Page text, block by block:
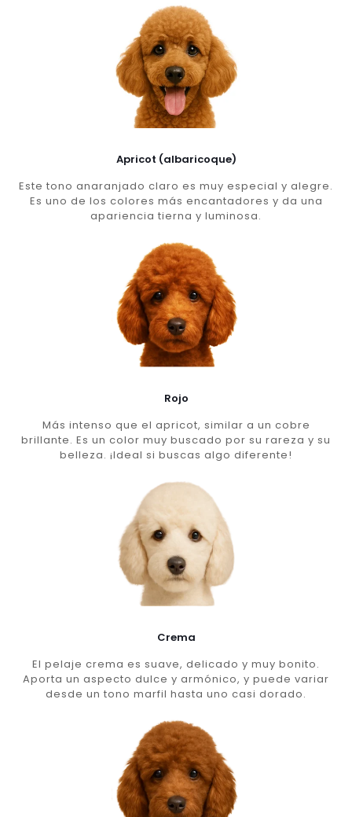
Apricot (albaricoque)
Este tono anaranjado claro es muy especial y alegre.
Es uno de los colores más encantadores y da una
apariencia tierna y luminosa.
Rojo
Más intenso que el apricot, similar a un cobre
brillante. Es un color muy buscado por su rareza y su
belleza. ¡Ideal si buscas algo diferente!
Crema
El pelaje crema es suave, delicado y muy bonito.
Aporta un aspecto dulce y armónico, y puede variar
desde un tono marfil hasta uno casi dorado.